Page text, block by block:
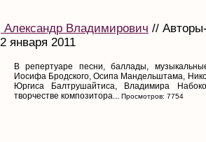
Александр Владимирович //
января 2011
В репертуаре песни, баллады,
Иосифа Бродского, Осипа Мандельштама,
Юргиса Балтрушайтиса, Владимира
творчестве композитора... Просмотров: 7754